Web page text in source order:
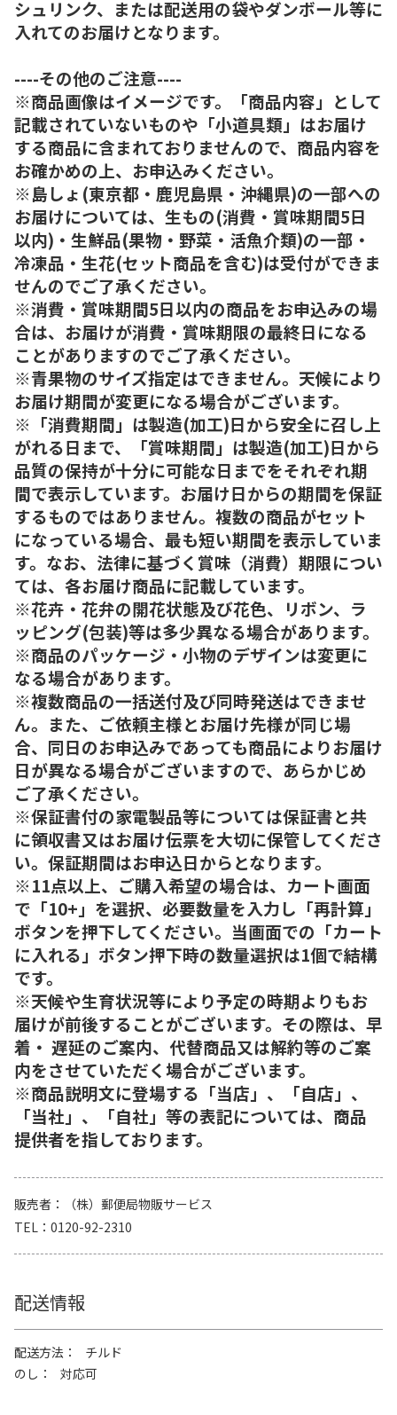
シュリンク、または配送用の袋やダンボール等に
入れてのお届けとなります。
----その他のご注意----
※商品画像はイメージです。「商品内容」として
記載されていないものや「小道具類」はお届け
する商品に含まれておりませんので、商品内容を
お確かめの上、お申込みください。
※島しょ(東京都・鹿児島県・沖縄県)の一部への
お届けについては、生もの(消費・賞味期間5日
以内)・生鮮品(果物・野菜・活魚介類)の一部・
冷凍品・生花(セット商品を含む)は受付ができま
せんのでご了承ください。
※消費・賞味期間5日以内の商品をお申込みの場
合は、お届けが消費・賞味期限の最終日になる
ことがありますのでご了承ください。
※青果物のサイズ指定はできません。天候により
お届け期間が変更になる場合がございます。
※「消費期間」は製造(加工)日から安全に召し上
がれる日まで、「賞味期間」は製造(加工)日から
品質の保持が十分に可能な日までをそれぞれ期
間で表示しています。お届け日からの期間を保証
するものではありません。複数の商品がセット
になっている場合、最も短い期間を表示していま
す。なお、法律に基づく賞味（消費）期限につい
ては、各お届け商品に記載しています。
※花卉・花弁の開花状態及び花色、リボン、ラ
ッピング(包装)等は多少異なる場合があります。
※商品のパッケージ・小物のデザインは変更に
なる場合があります。
※複数商品の一括送付及び同時発送はできませ
ん。また、ご依頼主様とお届け先様が同じ場
合、同日のお申込みであっても商品によりお届け
日が異なる場合がございますので、あらかじめ
ご了承ください。
※保証書付の家電製品等については保証書と共
に領収書又はお届け伝票を大切に保管してくださ
い。保証期間はお申込日からとなります。
※11点以上、ご購入希望の場合は、カート画面
で「10+」を選択、必要数量を入力し「再計算」
ボタンを押下してください。当画面での「カート
に入れる」ボタン押下時の数量選択は1個で結構
です。
※天候や生育状況等により予定の時期よりもお
届けが前後することがございます。その際は、早
着・ 遅延のご案内、代替商品又は解約等のご案
内をさせていただく場合がございます。
※商品説明文に登場する「当店」、「自店」、
「当社」、「自社」等の表記については、商品
提供者を指しております。
販売者
（株）郵便局物販サービス
TEL
0120-92-2310
配送情報
配送方法
チルド
のし
対応可